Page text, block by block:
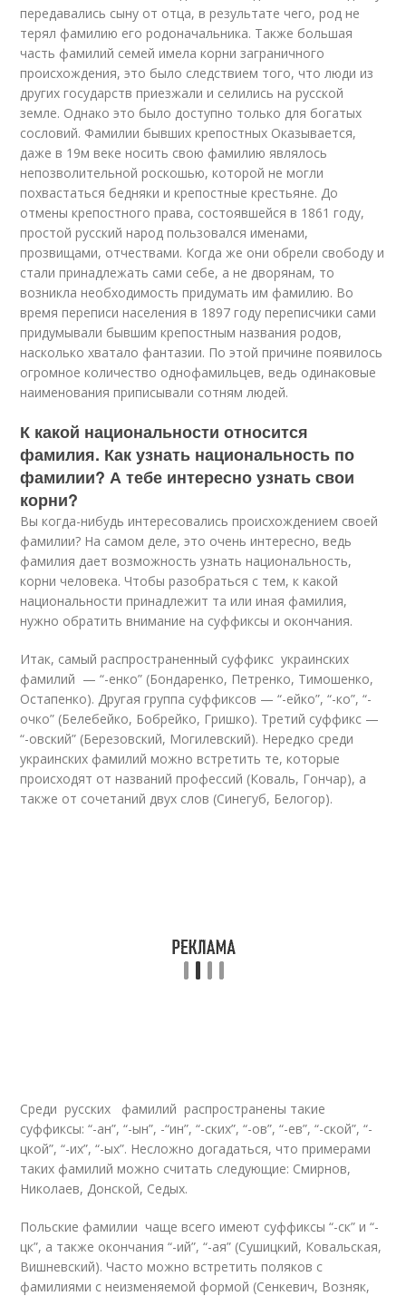
передавались сыну от отца, в результате чего, род не
терял фамилию его родоначальника. Также большая
часть фамилий семей имела корни заграничного
происхождения, это было следствием того, что люди из
других государств приезжали и селились на русской
земле. Однако это было доступно только для богатых
сословий. Фамилии бывших крепостных Оказывается,
даже в 19м веке носить свою фамилию являлось
непозволительной роскошью, которой не могли
похвастаться бедняки и крепостные крестьяне. До
отмены крепостного права, состоявшейся в 1861 году,
простой русский народ пользовался именами,
прозвищами, отчествами. Когда же они обрели свободу и
стали принадлежать сами себе, а не дворянам, то
возникла необходимость придумать им фамилию. Во
время переписи населения в 1897 году переписчики сами
придумывали бывшим крепостным названия родов,
насколько хватало фантазии. По этой причине появилось
огромное количество однофамильцев, ведь одинаковые
наименования приписывали сотням людей.
К какой национальности относится
фамилия. Как узнать национальность по
фамилии? А тебе интересно узнать свои
корни?
Вы когда-нибудь интересовались происхождением своей
фамилии? На самом деле, это очень интересно, ведь
фамилия дает возможность узнать национальность,
корни человека. Чтобы разобраться с тем, к какой
национальности принадлежит та или иная фамилия,
нужно обратить внимание на суффиксы и окончания.
Итак, самый распространенный суффикс украинских
фамилий — “-енко” (Бондаренко, Петренко, Тимошенко,
Остапенко). Другая группа суффиксов — “-ейко”, “-ко”, “-
очко” (Белебейко, Бобрейко, Гришко). Третий суффикс —
“-овский” (Березовский, Могилевский). Нередко среди
украинских фамилий можно встретить те, которые
происходят от названий профессий (Коваль, Гончар), а
также от сочетаний двух слов (Синегуб, Белогор).
Среди русских фамилий распространены такие
суффиксы: “-ан”, “-ын”, -“ин”, “-ских”, “-ов”, “-ев”, “-ской”, “-
цкой”, “-их”, “-ых”. Несложно догадаться, что примерами
таких фамилий можно считать следующие: Смирнов,
Николаев, Донской, Седых.
Польские фамилии чаще всего имеют суффиксы “-ск” и “-
цк”, а также окончания “-ий”, “-ая” (Сушицкий, Ковальская,
Вишневский). Часто можно встретить поляков с
фамилиями с неизменяемой формой (Сенкевич, Возняк,